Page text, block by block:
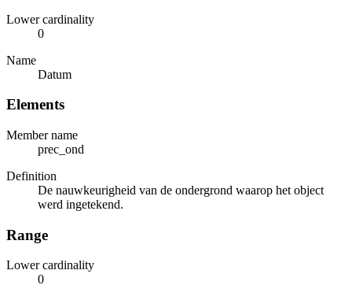
Lower cardinality
0
Name
Datum
Elements
Member name
prec_ond
Definition
De nauwkeurigheid van de ondergrond waarop het object
werd ingetekend.
Range
Lower cardinality
0